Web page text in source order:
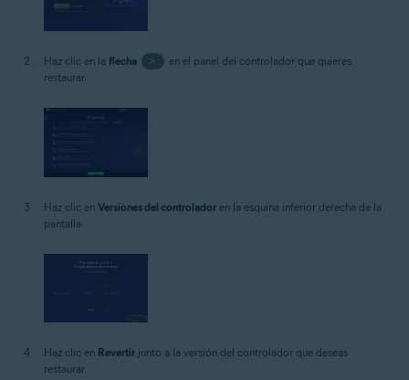
Haz clic en la flecha >
en el panel del controlador que quieres
restaurar.
Haz clic en Versiones del controlador en la esquina inferior derecha de la
pantalla.
Haz clic en Revertir junto a la versión del controlador que deseas
restaurar.